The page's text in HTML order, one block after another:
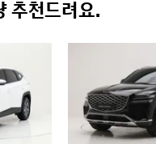
추천드려요.